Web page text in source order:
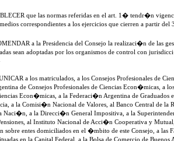
que las normas referidas en el art. 1� tendr�n
correspondientes a los ejercicios que cierren a partir del
a la Presidencia del Consejo la realizaci�n de las
sean adoptadas por los organismos de control con
a los matriculados, a los Consejos Profesionales de
de Consejos Profesionales de Ciencias Econ�micas, a
Econ�micas, a la Federaci�n Argentina de
a la Comisi�n Nacional de Valores, al Banco Central de
Naci�n, a la Direcci�n General Impositiva, a la
al Instituto Nacional de Acci�n Cooperativa y
entes domiciliados en el �mbito de este Consejo, a las
en la Capital Federal, a la Bolsa de Comercio de Buenos